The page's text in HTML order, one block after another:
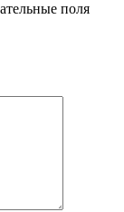
поля